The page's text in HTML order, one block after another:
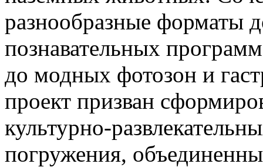
разнообразные форматы
познавательных
до модных фотозон и
проект призван
культурно-
погружения,